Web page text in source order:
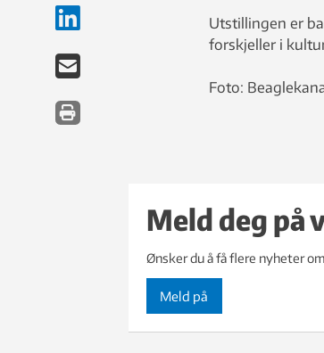
Utstillingen er
forskjeller i
Foto:
Meld deg på
Ønsker du å få flere nyheter
Meld på